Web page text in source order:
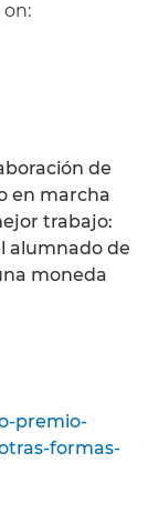
de
en marcha
trabajo:
alumnado de
moneda
premio-
formas-